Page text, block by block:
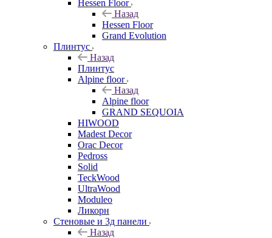
Hessen Floor
Назад
Hessen Floor
Grand Evolution
Плинтус
Назад
Плинтус
Alpine floor
Назад
Alpine floor
GRAND SEQUOIA
HIWOOD
Madest Decor
Orac Decor
Pedross
Solid
TeckWood
UltraWood
Moduleo
Ликорн
Стеновые и 3д панели
Назад